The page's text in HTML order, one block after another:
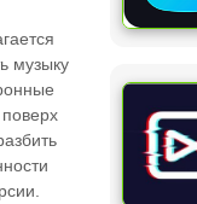
музыку